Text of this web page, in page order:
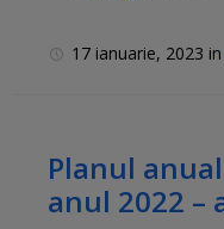
17 ianuarie, 2023 in
Planul
anul 2022 –